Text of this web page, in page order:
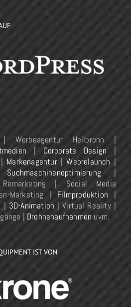
Werbeagentur Heilbronn |
| Corporate Design |
| Markenagentur|Webrelaunch |
Suchmaschinenoptimierung |
| Social Media
Marketing | Filmproduktion |
| 3D-Animation | Virtual Reality |
| Drohnenaufnahmen uvm.
IST VON